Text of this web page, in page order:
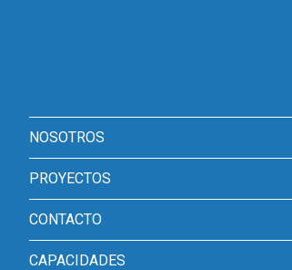
NOSOTROS
PROYECTOS
CONTACTO
CAPACIDADES